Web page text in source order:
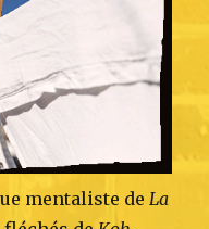
mentaliste de La